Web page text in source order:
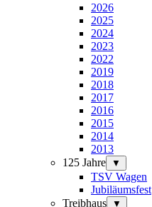
2026
2025
2024
2023
2022
2019
2018
2017
2016
2015
2014
2013
125 Jahre
▼
TSV Wagen
Jubiläumsfest
Treibhaus
▼